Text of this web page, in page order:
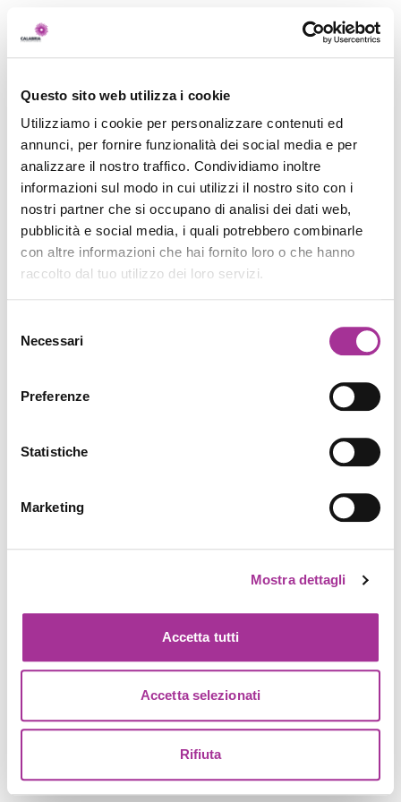
Questo sito web utilizza i cookie
Utilizziamo i cookie per personalizzare contenuti ed
annunci, per fornire funzionalità dei social media e per
analizzare il nostro traffico. Condividiamo inoltre
informazioni sul modo in cui utilizzi il nostro sito con i
nostri partner che si occupano di analisi dei dati web,
pubblicità e social media, i quali potrebbero combinarle
con altre informazioni che hai fornito loro o che hanno
raccolto dal tuo utilizzo dei loro servizi.
delNecessari
Preferenze
Statistiche
Marketing
Mostra dettagli
Accetta tutti
Accetta selezionati
Rifiuta